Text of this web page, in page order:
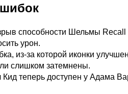
способности Шельмы Recall
урон.
из-за которой иконки
слишком затемнены.
теперь доступен у Адама